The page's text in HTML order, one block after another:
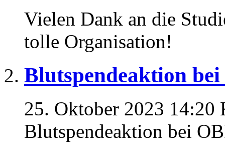
Vielen Dank an die
tolle Organisation!
Blutspendeaktion
25. Oktober 2023 14:20
Blutspendeaktion bei